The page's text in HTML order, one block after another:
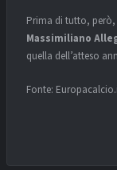
Prima di tutto, però,
Massimiliano
quella dell’atteso
Fonte: